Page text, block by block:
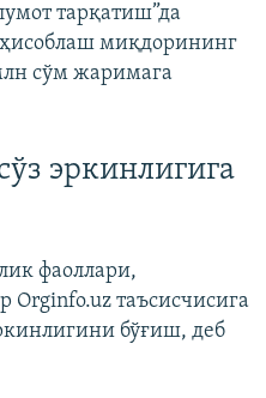
тарқатиш”да
ҳисоблаш миқдорининг
сўм жаримага
эркинлигига
фаоллари,
Orginfo.uz таъсисчисига
бўғиш, деб